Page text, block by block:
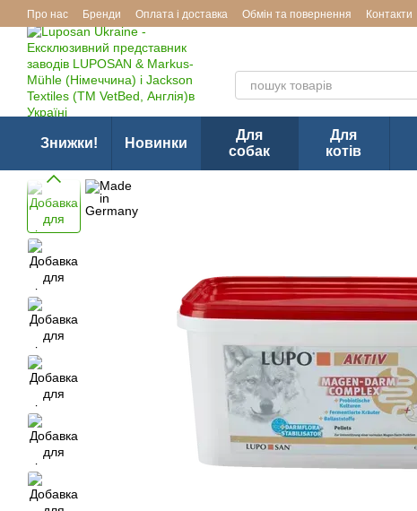
Перейти до основного контенту
Про нас Бренди Оплата і доставка Обмін та повернення Контакти
Знижки! Новинки
Для
собак
Для
котів